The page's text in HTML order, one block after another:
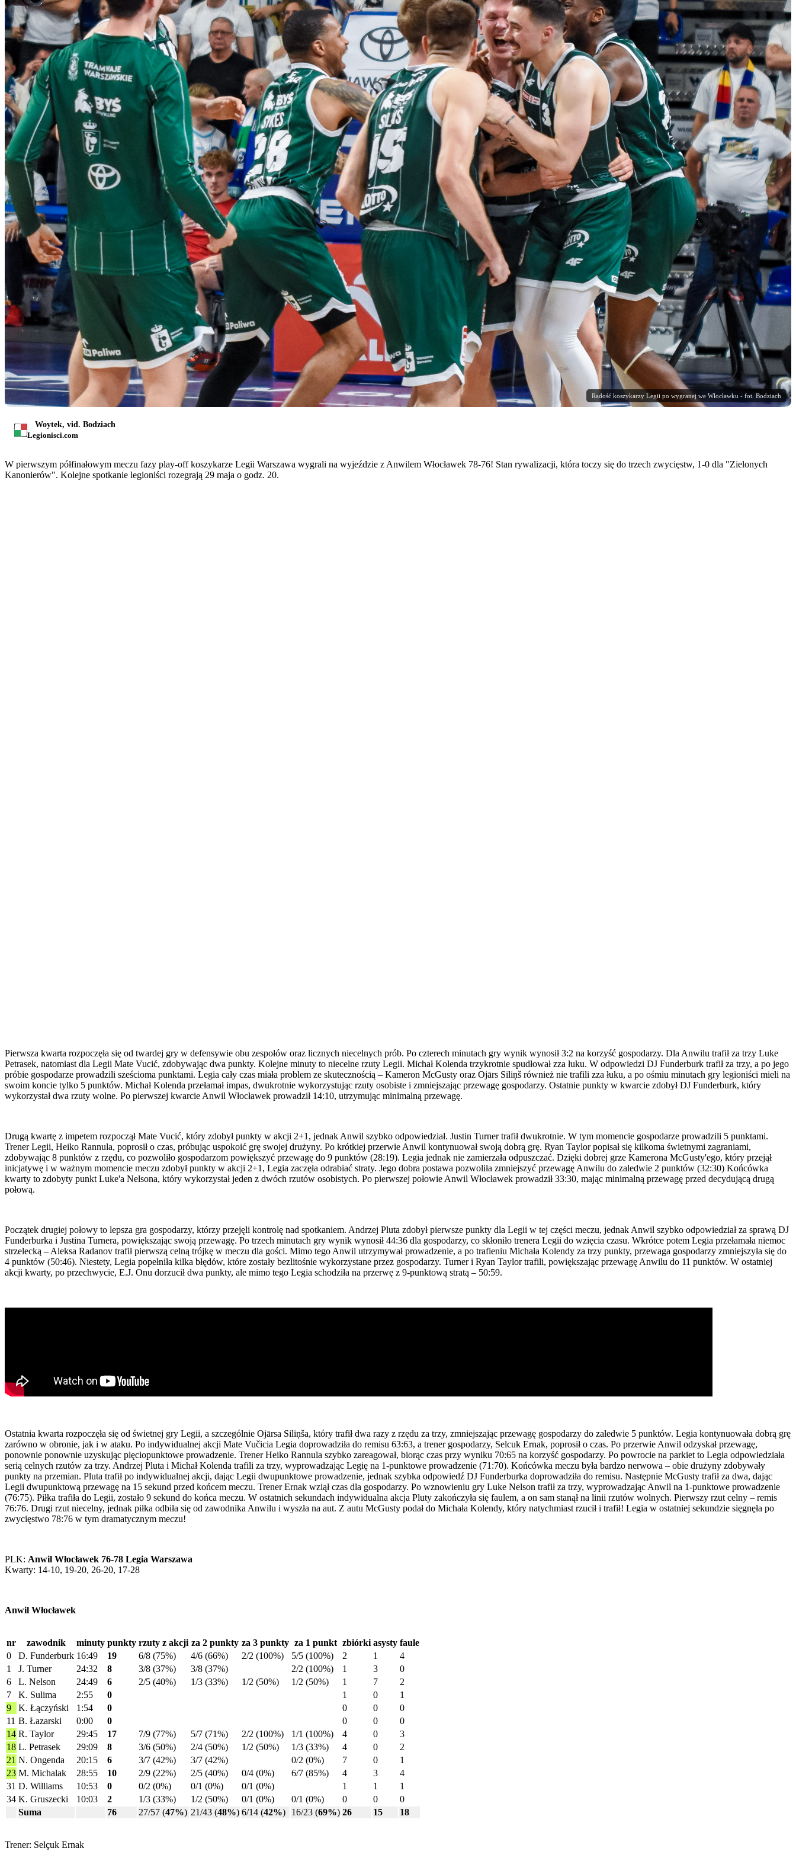
Radość koszykarzy Legii po wygranej we Włocławku - fot. Bodziach
Woytek, vid. Bodziach
Legionisci.com
W pierwszym półfinałowym meczu fazy play-off koszykarze Legii Warszawa wygrali na wyjeździe z Anwilem Włocławek 78-76! Stan rywalizacji, która toczy się do trzech zwycięstw, 1-0 dla "Zielonych
Kanonierów". Kolejne spotkanie legioniści rozegrają 29 maja o godz. 20.
Pierwsza kwarta rozpoczęła się od twardej gry w defensywie obu zespołów oraz licznych niecelnych prób. Po czterech minutach gry wynik wynosił 3:2 na korzyść gospodarzy. Dla Anwilu trafił za trzy Luke
Petrasek, natomiast dla Legii Mate Vucić, zdobywając dwa punkty. Kolejne minuty to niecelne rzuty Legii. Michał Kolenda trzykrotnie spudłował zza łuku. W odpowiedzi DJ Funderburk trafił za trzy, a po jego
próbie gospodarze prowadzili sześcioma punktami. Legia cały czas miała problem ze skutecznością – Kameron McGusty oraz Ojārs Siliņš również nie trafili zza łuku, a po ośmiu minutach gry legioniści mieli na
swoim koncie tylko 5 punktów. Michał Kolenda przełamał impas, dwukrotnie wykorzystując rzuty osobiste i zmniejszając przewagę gospodarzy. Ostatnie punkty w kwarcie zdobył DJ Funderburk, który
wykorzystał dwa rzuty wolne. Po pierwszej kwarcie Anwil Włocławek prowadził 14:10, utrzymując minimalną przewagę.
Drugą kwartę z impetem rozpoczął Mate Vucić, który zdobył punkty w akcji 2+1, jednak Anwil szybko odpowiedział. Justin Turner trafił dwukrotnie. W tym momencie gospodarze prowadzili 5 punktami.
Trener Legii, Heiko Rannula, poprosił o czas, próbując uspokoić grę swojej drużyny. Po krótkiej przerwie Anwil kontynuował swoją dobrą grę. Ryan Taylor popisał się kilkoma świetnymi zagraniami,
zdobywając 8 punktów z rzędu, co pozwoliło gospodarzom powiększyć przewagę do 9 punktów (28:19). Legia jednak nie zamierzała odpuszczać. Dzięki dobrej grze Kamerona McGusty'ego, który przejął
inicjatywę i w ważnym momencie meczu zdobył punkty w akcji 2+1, Legia zaczęła odrabiać straty. Jego dobra postawa pozwoliła zmniejszyć przewagę Anwilu do zaledwie 2 punktów (32:30) Końcówka
kwarty to zdobyty punkt Luke'a Nelsona, który wykorzystał jeden z dwóch rzutów osobistych. Po pierwszej połowie Anwil Włocławek prowadził 33:30, mając minimalną przewagę przed decydującą drugą
połową.
Początek drugiej połowy to lepsza gra gospodarzy, którzy przejęli kontrolę nad spotkaniem. Andrzej Pluta zdobył pierwsze punkty dla Legii w tej części meczu, jednak Anwil szybko odpowiedział za sprawą DJ
Funderburka i Justina Turnera, powiększając swoją przewagę. Po trzech minutach gry wynik wynosił 44:36 dla gospodarzy, co skłoniło trenera Legii do wzięcia czasu. Wkrótce potem Legia przełamała niemoc
strzelecką – Aleksa Radanov trafił pierwszą celną trójkę w meczu dla gości. Mimo tego Anwil utrzymywał prowadzenie, a po trafieniu Michała Kolendy za trzy punkty, przewaga gospodarzy zmniejszyła się do
4 punktów (50:46). Niestety, Legia popełniła kilka błędów, które zostały bezlitośnie wykorzystane przez gospodarzy. Turner i Ryan Taylor trafili, powiększając przewagę Anwilu do 11 punktów. W ostatniej
akcji kwarty, po przechwycie, E.J. Onu dorzucił dwa punkty, ale mimo tego Legia schodziła na przerwę z 9-punktową stratą – 50:59.
Ostatnia kwarta rozpoczęła się od świetnej gry Legii, a szczególnie Ojārsa Siliņša, który trafił dwa razy z rzędu za trzy, zmniejszając przewagę gospodarzy do zaledwie 5 punktów. Legia kontynuowała dobrą grę
zarówno w obronie, jak i w ataku. Po indywidualnej akcji Mate Vučicia Legia doprowadziła do remisu 63:63, a trener gospodarzy, Selcuk Ernak, poprosił o czas. Po przerwie Anwil odzyskał przewagę,
ponownie ponownie uzyskując pięciopunktowe prowadzenie. Trener Heiko Rannula szybko zareagował, biorąc czas przy wyniku 70:65 na korzyść gospodarzy. Po powrocie na parkiet to Legia odpowiedziała
serią celnych rzutów za trzy. Andrzej Pluta i Michał Kolenda trafili za trzy, wyprowadzając Legię na 1-punktowe prowadzenie (71:70). Końcówka meczu była bardzo nerwowa – obie drużyny zdobywały
punkty na przemian. Pluta trafił po indywidualnej akcji, dając Legii dwupunktowe prowadzenie, jednak szybka odpowiedź DJ Funderburka doprowadziła do remisu. Następnie McGusty trafił za dwa, dając
Legii dwupunktową przewagę na 15 sekund przed końcem meczu. Trener Ernak wziął czas dla gospodarzy. Po wznowieniu gry Luke Nelson trafił za trzy, wyprowadzając Anwil na 1-punktowe prowadzenie
(76:75). Piłka trafiła do Legii, zostało 9 sekund do końca meczu. W ostatnich sekundach indywidualna akcja Pluty zakończyła się faulem, a on sam stanął na linii rzutów wolnych. Pierwszy rzut celny – remis
76:76. Drugi rzut niecelny, jednak piłka odbiła się od zawodnika Anwilu i wyszła na aut. Z autu McGusty podał do Michała Kolendy, który natychmiast rzucił i trafił! Legia w ostatniej sekundzie sięgnęła po
zwycięstwo 78:76 w tym dramatycznym meczu!
PLK: Anwil Włocławek 76-78 Legia Warszawa
Kwarty: 14-10, 19-20, 26-20, 17-28
Anwil Włocławek
nr zawodnik minuty punkty rzuty z akcji za 2 punkty za 3 punkty za 1 punkt zbiórki asysty faule
0
D. Funderburk 16:49 19 6/8 (75%) 4/6 (66%) 2/2 (100%) 5/5 (100%) 2 1
4
1
J. Turner 24:32 8 3/8 (37%) 3/8 (37%) 2/2 (100%) 1 3
0
6
L. Nelson 24:49 6 2/5 (40%) 1/3 (33%) 1/2 (50%) 1/2 (50%) 1 7
2
7
K. Sulima 2:55 0 1 0
1
9
K. Łączyński 1:54 0 0 0
0
11 B. Łazarski 0:00 0 0 0
0
14 R. Taylor 29:45 17 7/9 (77%) 5/7 (71%) 2/2 (100%) 1/1 (100%) 4 0
3
18 L. Petrasek 29:09 8 3/6 (50%) 2/4 (50%) 1/2 (50%) 1/3 (33%) 4 0
2
21 N. Ongenda 20:15 6 3/7 (42%) 3/7 (42%) 0/2 (0%) 7 0
1
23 M. Michalak 28:55 10 2/9 (22%) 2/5 (40%) 0/4 (0%) 6/7 (85%) 4 3
4
31 D. Williams 10:53 0 0/2 (0%) 0/1 (0%) 0/1 (0%) 1 1
1
34 K. Gruszecki 10:03 2 1/3 (33%) 1/2 (50%) 0/1 (0%) 0/1 (0%) 0 0
0
Suma
76 27/57 (47%) 21/43 (48%) 6/14 (42%) 16/23 (69%) 26 15 18
Trener: Selçuk Ernak